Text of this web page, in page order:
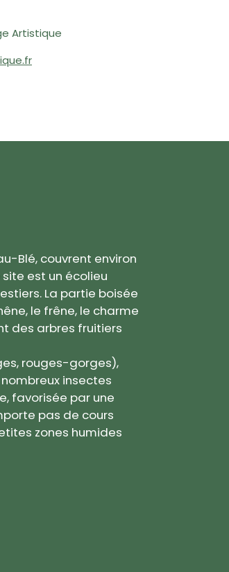
Artistique
Blé, couvrent environ
est un écolieu
La partie boisée
le frêne, le charme
des arbres fruitiers
rouges-gorges),
insectes
favorisée par une
pas de cours
zones humides